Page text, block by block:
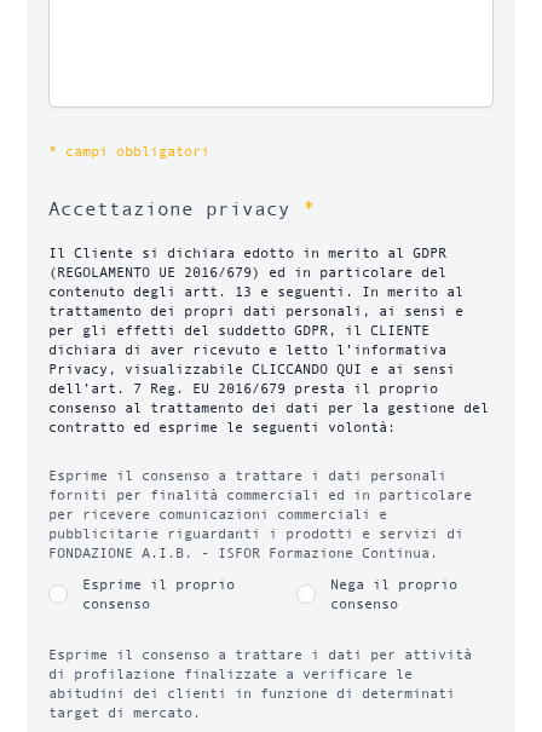
* campi obbligatori
Accettazione privacy *
Il Cliente si dichiara edotto in merito al GDPR
(REGOLAMENTO UE 2016/679) ed in particolare del
contenuto degli artt. 13 e seguenti. In merito al
trattamento dei propri dati personali, ai sensi e
per gli effetti del suddetto GDPR, il CLIENTE
dichiara di aver ricevuto e letto l’informativa
Privacy, visualizzabile CLICCANDO QUI e ai sensi
dell’art. 7 Reg. EU 2016/679 presta il proprio
consenso al trattamento dei dati per la gestione del
contratto ed esprime le seguenti volontà:
Esprime il consenso a trattare i dati personali
forniti per finalità commerciali ed in particolare
per ricevere comunicazioni commerciali e
pubblicitarie riguardanti i prodotti e servizi di
FONDAZIONE A.I.B. - ISFOR Formazione Continua.
Esprime il proprio
consenso
Nega il proprio
consenso
Esprime il consenso a trattare i dati per attività
di profilazione finalizzate a verificare le
abitudini dei clienti in funzione di determinati
target di mercato.